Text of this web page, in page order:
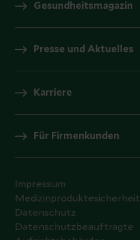
Gesundheitsmagazin
Presse und Aktuelles
Karriere
Für Firmenkunden
Impressum
Medizinproduktesicherheit
Datenschutz
Datenschutzbeauftragte